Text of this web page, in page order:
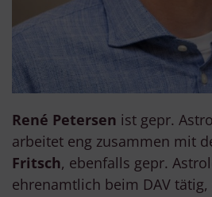
René Petersen ist gepr.
arbeitet eng zusammen mit
Fritsch, ebenfalls gepr.
ehrenamtlich beim DAV